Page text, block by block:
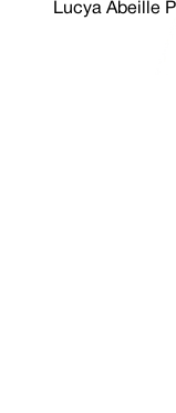
Lucya Abeille